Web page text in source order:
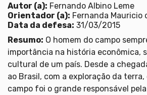
Autor (a): Fernando Albino Leme
Orientador (a): Fernanda Mauricio
Data da defesa: 31/03/2015
Resumo: O homem do campo
importância na história econômica,
cultural de um país. Desde a
ao Brasil, com a exploração da terra,
campo foi o grande responsável